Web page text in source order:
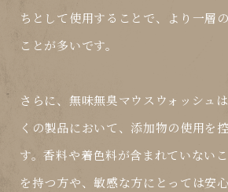
ちとして使用することで、より一層
ことが多いです。
さらに、無味無臭マウスウォッシュ
くの製品において、添加物の使用を
す。香料や着色料が含まれていない
を持つ方や、敏感な方にとっては安